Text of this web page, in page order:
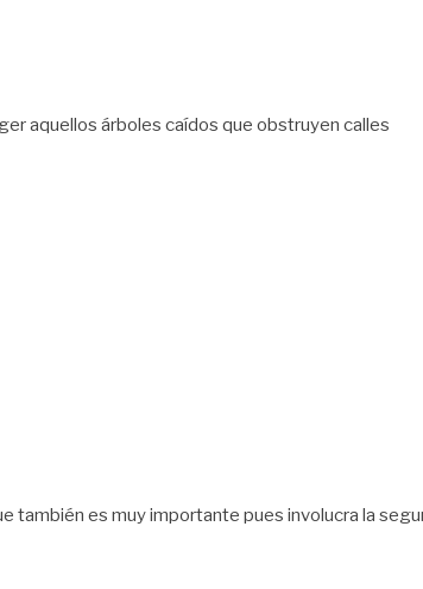
aquellos árboles caídos que obstruyen calles
también es muy importante pues involucra la